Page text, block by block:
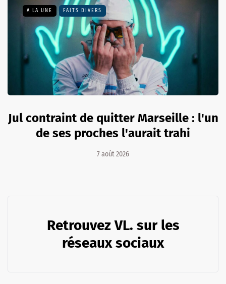
A LA UNE FAITS DIVERS
Jul contraint de quitter Marseille : l'un
de ses proches l'aurait trahi
7 août 2026
Retrouvez VL. sur les
réseaux sociaux